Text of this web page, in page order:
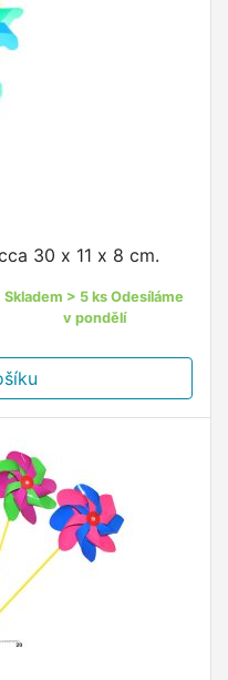
30 x 11 x 8 cm.
Skladem > 5 ks Odesíláme
v pondělí